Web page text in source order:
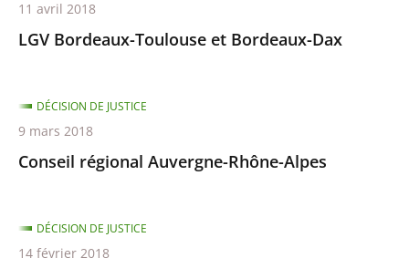
LGV Bordeaux-Toulouse et Bordeaux-Dax
11 avril 2018
Conseil régional Auvergne-Rhône-Alpes
DÉCISION DE JUSTICE
9 mars 2018
DÉCISION DE JUSTICE
14 février 2018